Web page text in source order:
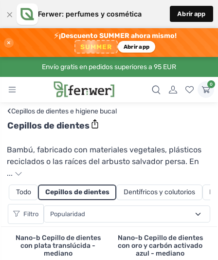
× Ferwer: perfumes y cosmética Abrir app
×
⚡¡Descuento SUMMER ahora mismo!
SUMMER Abrir app
Envío gratis en pedidos superiores a 95 EUR
0
‹Cepillos de dientes e higiene bucal
Cepillos de dientes
Bambú, fabricado con materiales vegetales, plásticos
reciclados o las raíces del arbusto salvador persa. En
Ferwer hay algo para todos los gustos, sólo tienes que
decidir cuál de los materiales ecológicos y sostenibles
prefieres. La marca Preserve fabrica sus cepillos a partir
de vasos de yogur reciclados, los cepillos Hydrophil se
fabrican con madera de bambú utilizando un mínimo de
fabrican con caña de azúcar y fibras de madera.
Además de los cepillos de dientes para adultos,
...
Todo Cepillos de dientes Dentífricos y colutorios
Filtro
Nano-b Cepillo de dientes
con plata translúcida -
mediano
Nano-b Cepillo de dientes
con oro y carbón activado
azul - mediano